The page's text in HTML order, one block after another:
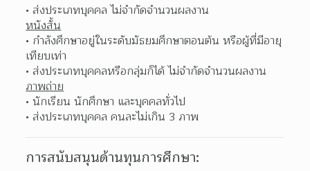
ส่งประเภทบุคคล ไม่จำกัดจำนวนผลงาน
หนังสั้น
กำลังศึกษาอยู่ในระดับมัธยมศึกษาตอนต้น หรือผู้ที่มีอายุ
เทียบเท่า
ส่งประเภทบุคคลหรือกลุ่มก็ได้ ไม่จำกัดจำนวนผลงาน
ภาพถ่าย
นักเรียน นักศึกษา และบุคคลทั่วไป
ส่งประเภทบุคคล คนละไม่เกิน 3 ภาพ
การสนับสนุนด้านทุนการศึกษา: